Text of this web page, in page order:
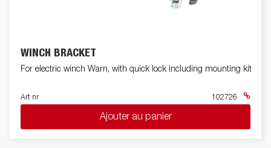
WINCH BRACKET
For electric winch Warn, with quick lock including mounting kit
Art nr 102726
Ajouter au panier